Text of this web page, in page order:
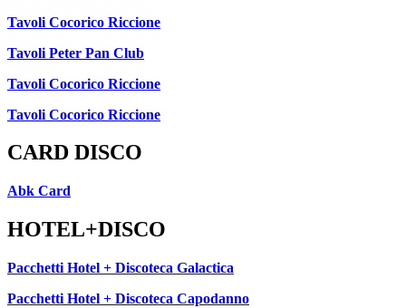
Tavoli Cocorico Riccione
Tavoli Peter Pan Club
Tavoli Cocorico Riccione
Tavoli Cocorico Riccione
CARD DISCO
Abk Card
HOTEL+DISCO
Pacchetti Hotel + Discoteca Galactica
Pacchetti Hotel + Discoteca Capodanno